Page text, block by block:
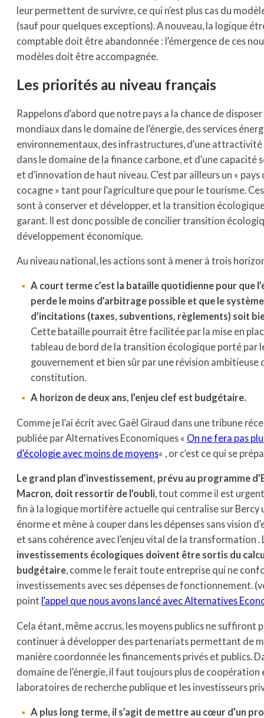
leur permettent de survivre, ce qui n’est plus cas du
(sauf pour quelques exceptions). A nouveau, la logique
comptable doit être abandonnée : l’émergence de ces
modèles doit être accompagnée.
Les priorités au niveau français
Rappelons d’abord que notre pays a la chance de
mondiaux dans le domaine de l’énergie, des services
environnementaux, des infrastructures, d’une
dans le domaine de la finance carbone, et d’une capacité
et d’innovation de haut niveau. C’est par ailleurs un « pays
cocagne » tant pour l’agriculture que pour le tourisme.
sont à conserver et développer, et la transition
garant. Il est donc possible de concilier transition
développement économique.
Au niveau national, les actions sont à mener à trois
A court terme c’est la bataille quotidienne pour que
perde le moins d’arbitrage possible et que le système
d’incitations (taxes, subventions, règlements) soit
Cette bataille pourrait être facilitée par la mise en
tableau de bord de la transition écologique porté par
gouvernement et bien sûr par une révision ambitieuse
constitution.
A horizon de deux ans, l’enjeu clef est budgétaire.
Comme je l’ai écrit avec Gaël Giraud dans une tribune
publiée par Alternatives Economiques « On ne fera pas
d’écologie avec moins de moyens« , or c’est ce qui se
Le grand plan d’investissement, prévu au programme
Macron, doit ressortir de l’oubli, tout comme il est
fin à la logique mortifère actuelle qui centralise sur Bercy
énorme et mène à couper dans les dépenses sans vision
et sans cohérence avec l’enjeu vital de la transformation .
investissements écologiques doivent être sortis du
budgétaire, comme le ferait toute entreprise qui ne
investissements avec ses dépenses de fonctionnement.
point l’appel que nous avons lancé avec Alternatives
Cela étant, même accrus, les moyens publics ne suffiront
continuer à développer des partenariats permettant de
manière coordonnée les financements privés et publics.
domaine de l’énergie, il faut toujours plus de coopération
laboratoires de recherche publique et les investisseurs
A plus long terme, il s’agit de mettre au cœur d’un